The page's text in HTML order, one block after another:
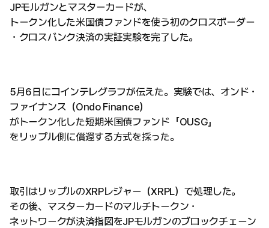
JPモルガンとマスターカードが、
トークン化した米国債ファンドを使う初のクロスボーダー
・クロスバンク決済の実証実験を完了した。
5月6日にコインテレグラフが伝えた。実験では、オンド・
ファイナンス（Ondo Finance）
がトークン化した短期米国債ファンド「OUSG」
をリップル側に償還する方式を採った。
取引はリップルのXRPレジャー（XRPL）で処理した。
その後、マスターカードのマルチトークン・
ネットワークが決済指図をJPモルガンのブロックチェーン